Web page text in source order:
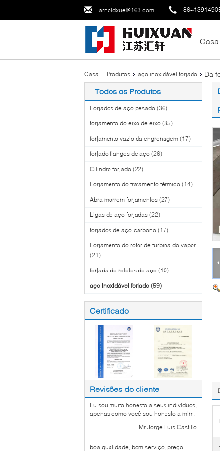
arnoldxue@163.com 86--
Casa
Casa Produtos aço inoxidável forjado Da
Todos os Produtos
Forjados de aço pesado (36)
forjamento do eixo de eixo (35)
forjamento vazio da engrenagem (17)
forjado flanges de aço (26)
Cilindro forjado (22)
Forjamento do tratamento térmico (14)
Abra morrem forjamentos (27)
Ligas de aço forjadas (22)
forjados de aço-carbono (17)
Forjamento do rotor de turbina do vapor
(21)
forjada de roletes de aço (10)
aço inoxidável forjado (59)
Certificado
Revisões do cliente
Eu sou muito honesto a seus indivíduos,
apenas como você sou honesto a mim.
—— Mr.Jorge Luis Castillo
boa qualidade, bom serviço, preço